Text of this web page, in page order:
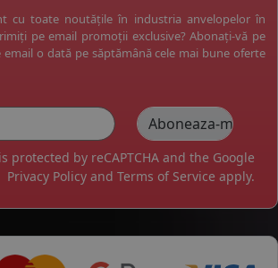
cu toate noutățile în industria anvelopelor în
pe email promoții exclusive? Abonați-vă pe
o dată pe săptămână cele mai bune oferte
protected by reCAPTCHA and the Google
Privacy Policy and Terms of Service apply.